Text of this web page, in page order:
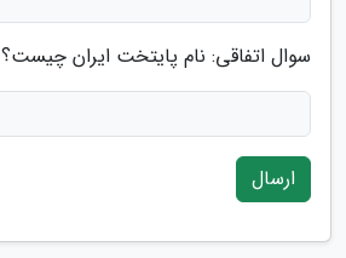
سوال اتفاقی: نام پایتخت ایران چیست؟
ارسال